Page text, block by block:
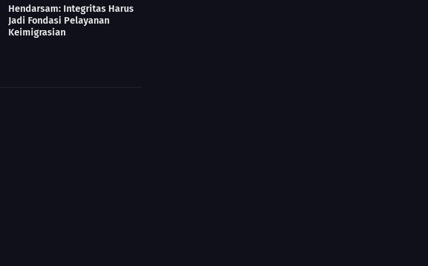
Hendarsam: Integritas Harus
Jadi Fondasi Pelayanan
Keimigrasian